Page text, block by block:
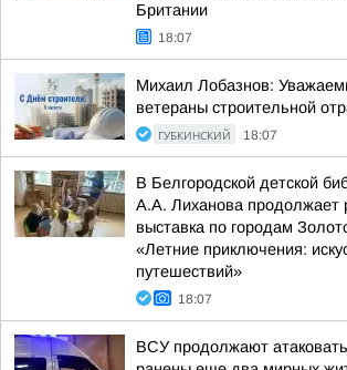
Британии
18:07
Михаил Лобазнов:
ветераны строительной
ГУБКИНСКИЙ 18:07
В Белгородской детской
А.А. Лиханова продолжает
выставка по городам
«Летние приключения:
путешествий»
18:07
ВСУ продолжают